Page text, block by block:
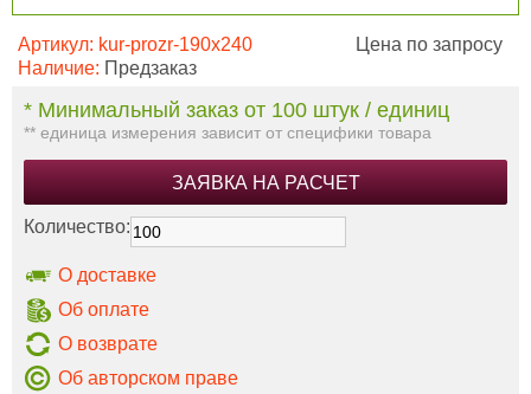
Артикул: kur-prozr-190x240
Наличие: Предзаказ
Цена по запросу
* Минимальный заказ от 100 штук / единиц
** единица измерения зависит от специфики товара
ЗАЯВКА НА РАСЧЕТ
Количество:
О доставке
Об оплате
О возврате
Об авторском праве